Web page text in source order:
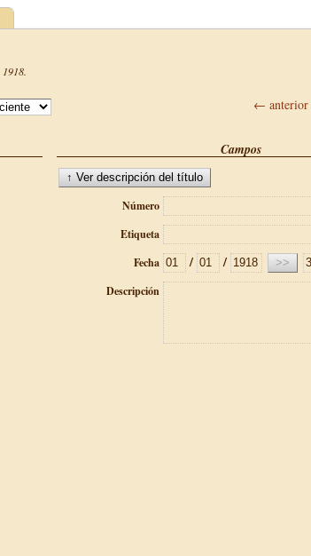
1918.
← anterior
Campos
Número
Etiqueta
Fecha
/ /
Descripción